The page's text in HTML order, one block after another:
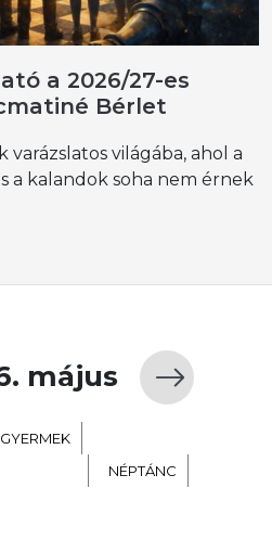
a 2026/27-es
Bérlet
világába, ahol a
a kalandok soha nem érnek
május
GYERMEK
NÉPTÁNC